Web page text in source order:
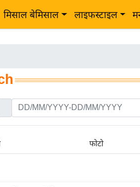
मिसाल बेमिसाल लाइफस्टाइल
फोटो